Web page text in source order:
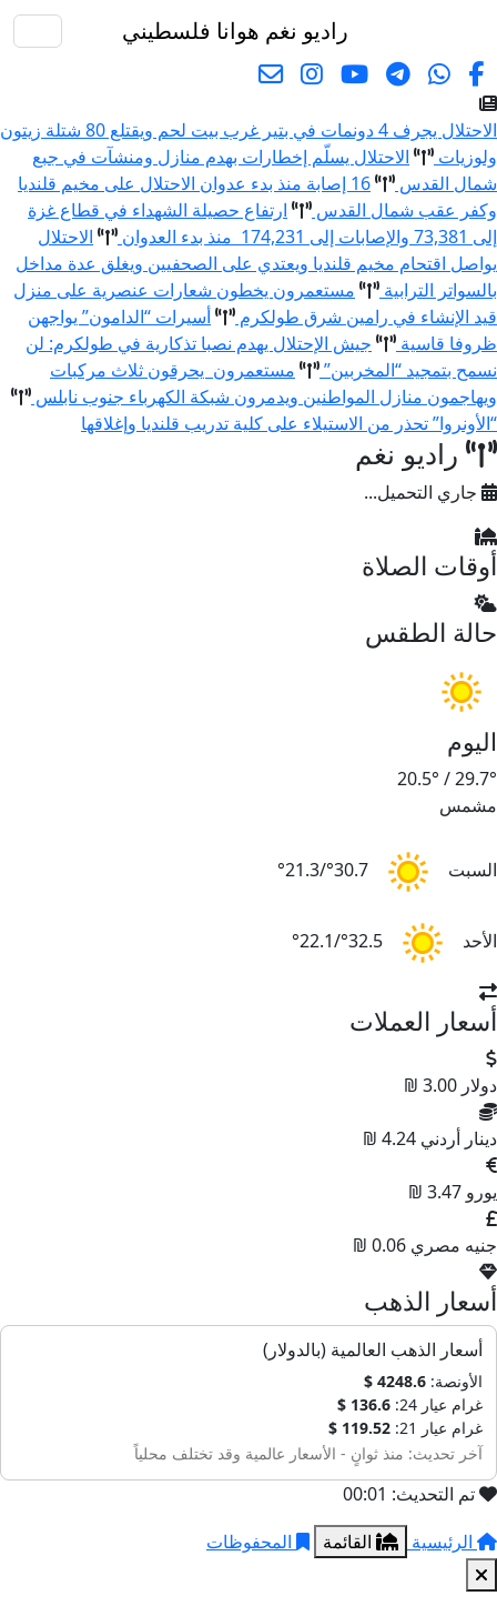
راديو نغم هوانا فلسطيني
الاحتلال يجرف 4 دونمات في بتير غرب بيت لحم ويقتلع 80 شتلة زيتون
ولوزيات
الاحتلال يسلّم إخطارات بهدم منازل ومنشآت في جبع
شمال القدس
16 إصابة منذ بدء عدوان الاحتلال على مخيم قلنديا
وكفر عقب شمال القدس
ارتفاع حصيلة الشهداء في قطاع غزة
إلى 73,381 والإصابات إلى 174,231 منذ بدء العدوان
الاحتلال
يواصل اقتحام مخيم قلنديا ويعتدي على الصحفيين ويغلق عدة مداخل
بالسواتر الترابية
مستعمرون يخطون شعارات عنصرية على منزل
قيد الإنشاء في رامين شرق طولكرم
أسيرات “الدامون” يواجهن
ظروفا قاسية
جيش الإحتلال يهدم نصبا تذكارية في طولكرم: لن
نسمح بتمجيد “المخربين”
مستعمرون يحرقون ثلاث مركبات
ويهاجمون منازل المواطنين ويدمرون شبكة الكهرباء جنوب نابلس
“الأونروا” تحذر من الاستيلاء على كلية تدريب قلنديا وإغلاقها
راديو نغم
جاري التحميل...
أوقات الصلاة
حالة الطقس
اليوم
29.7°
/
20.5°
مشمس
السبت 30.7°/21.3°
الأحد 32.5°/22.1°
أسعار العملات
دولار 3.00 ₪
دينار أردني 4.24 ₪
يورو 3.47 ₪
جنيه مصري 0.06 ₪
أسعار الذهب
أسعار الذهب العالمية (بالدولار)
الأونصة: 4248.6 $
غرام عيار 24:
136.6 $
غرام عيار 21:
119.52 $
آخر تحديث: منذ ثوانٍ - الأسعار عالمية وقد تختلف محلياً
تم التحديث: 00:01
الرئيسية
القائمة المحفوظات